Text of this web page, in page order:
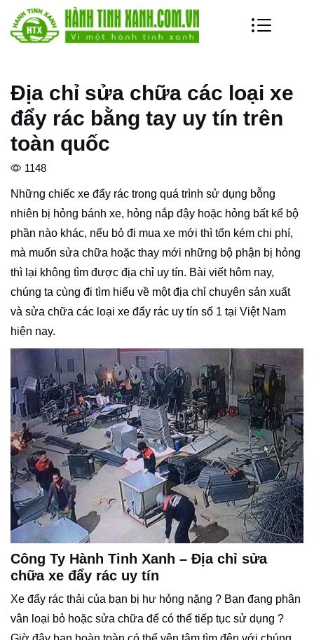
Địa chỉ sửa chữa các loại xe
đẩy rác bằng tay uy tín trên
toàn quốc
1148
Những chiếc xe đẩy rác trong quá trình sử dụng bỗng
nhiên bị hỏng bánh xe, hỏng nắp đậy hoặc hỏng bất kể bộ
phần nào khác, nếu bỏ đi mua xe mới thì tốn kém chi phí,
mà muốn sửa chữa hoặc thay mới những bộ phận bị hỏng
thì lại không tìm được địa chỉ uy tín. Bài viết hôm nay,
chúng ta cùng đi tìm hiểu về một địa chỉ chuyên sản xuất
và sửa chữa các loại xe đẩy rác uy tín số 1 tại Việt Nam
hiện nay.
Công Ty Hành Tinh Xanh – Địa chỉ sửa
chữa xe đẩy rác uy tín
Xe đẩy rác thải của bạn bị hư hỏng nặng ? Bạn đang phân
vân loại bỏ hoặc sửa chữa để có thể tiếp tục sử dụng ?